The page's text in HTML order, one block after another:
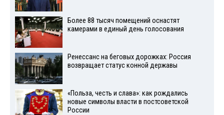
Более 88 тысяч помещений оснастят
камерами в единый день голосования
Ренессанс на беговых дорожках: Россия
возвращает статус конной державы
«Польза, честь и слава»: как рождались
новые символы власти в постсоветской
России